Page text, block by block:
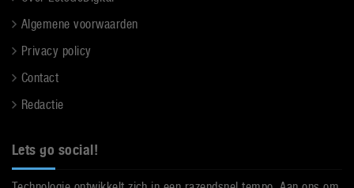
Algemene voorwaarden
Privacy policy
Contact
Redactie
Lets go social!